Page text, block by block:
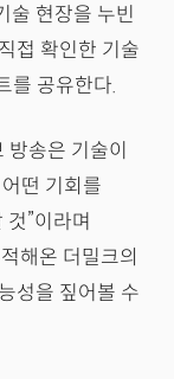
술 현장을 누빈
접 확인한 기술
를 공유한다.
송은 기술이
떤 기회를
”이라며
해온 더밀크의
성을 짚어볼 수